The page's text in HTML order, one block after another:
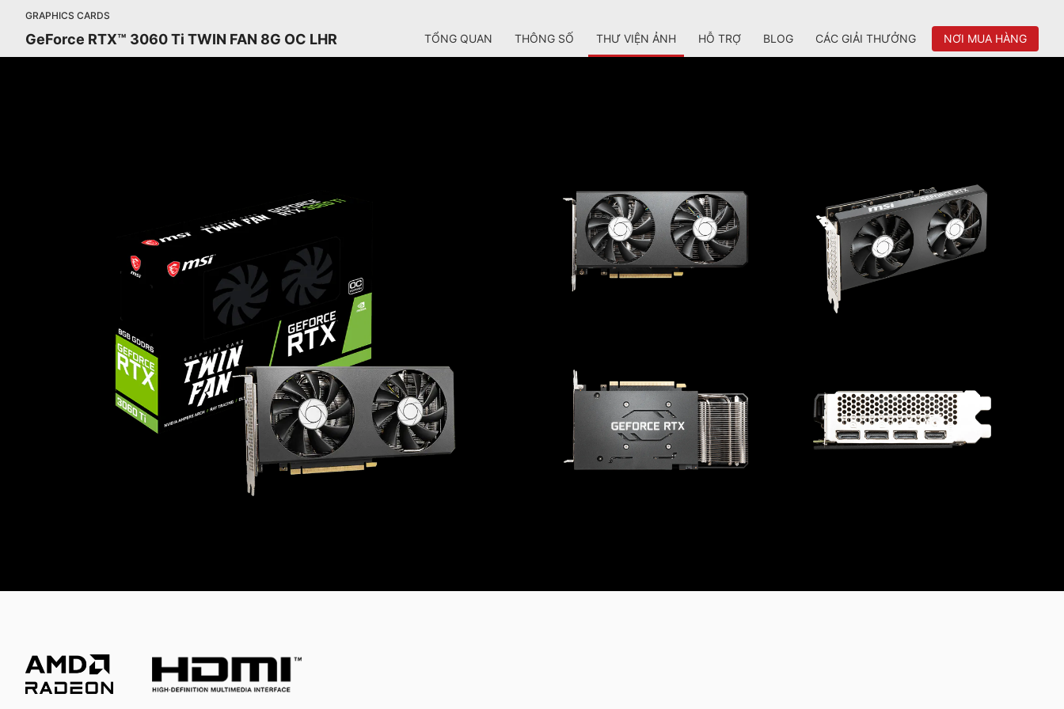
GRAPHICS CARDS
GeForce RTX™ 3060 Ti TWIN FAN 8G OC LHR TỔNG QUAN THÔNG SỐ THƯ VIỆN ẢNH HỖ TRỢ BLOG CÁC GIẢI THƯỞNG NƠI MUA HÀNG